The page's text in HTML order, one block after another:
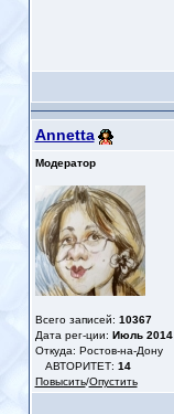
Annetta
Модератор
Всего записей: 10367
Дата рег-ции: Июль 2014
Откуда: Ростов-на-Дону
АВТОРИТЕТ: 14
Повысить/Опустить